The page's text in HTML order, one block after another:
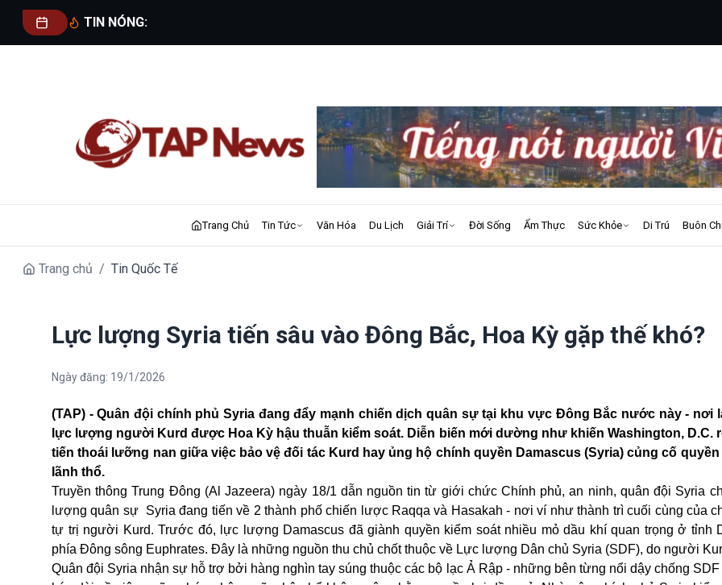
TIN NÓNG:
Trang Chủ Tin Tức Văn Hóa Du Lịch Giải Trí Đời Sống Ẩm Thực Sức Khỏe Di Trú Buôn
Trang chủ / Tin Quốc Tế
Lực lượng Syria tiến sâu vào Đông Bắc, Hoa Kỳ gặp thế khó?
Ngày đăng: 19/1/2026
(TAP) - Quân đội chính phủ Syria đang đẩy mạnh chiến dịch quân sự tại khu vực Đông Bắc nước này - nơi
lực lượng người Kurd được Hoa Kỳ hậu thuẫn kiểm soát. Diễn biến mới dường như khiến Washington, D.C.
tiến thoái lưỡng nan giữa việc bảo vệ đối tác Kurd hay ủng hộ chính quyền Damascus (Syria) củng cố quyền
lãnh thổ.
Truyền thông Trung Đông (Al Jazeera) ngày 18/1 dẫn nguồn tin từ giới chức Chính phủ, an ninh, quân đội Syria
lượng quân sự Syria đang tiến về 2 thành phố chiến lược Raqqa và Hasakah - nơi ví như thành trì cuối cùng của
tự trị người Kurd. Trước đó, lực lượng Damascus đã giành quyền kiểm soát nhiều mỏ dầu khí quan trọng ở tỉnh
phía Đông sông Euphrates. Đây là những nguồn thu chủ chốt thuộc về Lực lượng Dân chủ Syria (SDF), do người
Quân đội Syria nhận sự hỗ trợ bởi hàng nghìn tay súng thuộc các bộ lạc Ả Rập - những bên từng nổi dậy chống SDF